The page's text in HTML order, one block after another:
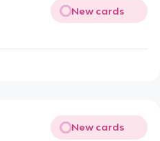
New cards
New cards